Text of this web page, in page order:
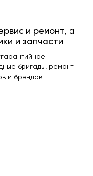
и ремонт, а
и запчасти
бригады, ремонт
и брендов.